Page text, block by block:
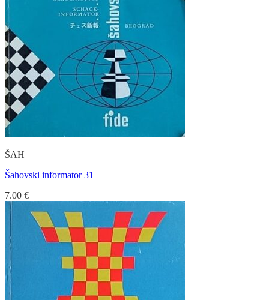
ŠAH
Šahovski informator 31
7.00 €